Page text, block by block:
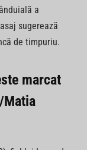
a
sugerează
de timpuriu.
marcat
Matia